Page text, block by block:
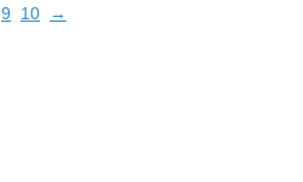
9 10 →